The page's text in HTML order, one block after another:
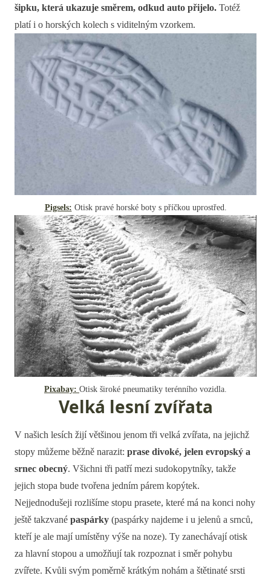
šipku, která ukazuje směrem, odkud auto přijelo. Totéž
platí i o horských kolech s viditelným vzorkem.
Pigsels: Otisk pravé horské boty s příčkou uprostřed.
Pixabay: Otisk široké pneumatiky terénního vozidla.
Velká lesní zvířata
V našich lesích žijí většinou jenom tři velká zvířata, na jejichž
stopy můžeme běžně narazit: prase divoké, jelen evropský a
srnec obecný. Všichni tři patří mezi sudokopytníky, takže
jejich stopa bude tvořena jedním párem kopýtek.
Nejjednodušeji rozlišíme stopu prasete, které má na konci nohy
ještě takzvané paspárky (paspárky najdeme i u jelenů a srnců,
kteří je ale mají umístěny výše na noze). Ty zanechávají otisk
za hlavní stopou a umožňují tak rozpoznat i směr pohybu
zvířete. Kvůli svým poměrně krátkým nohám a štětinaté srsti